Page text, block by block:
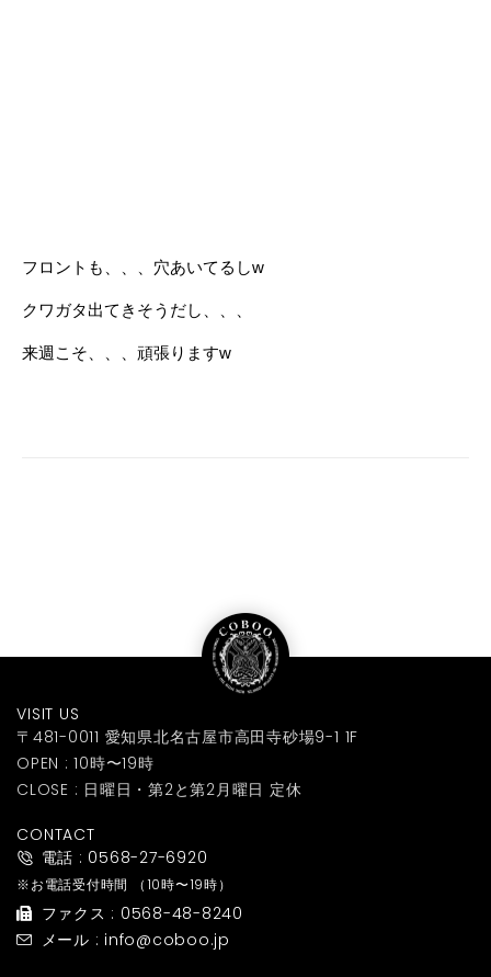
フロントも、、、穴あいてるしw
クワガタ出てきそうだし、、、
来週こそ、、、頑張りますw
VISIT US
〒481-0011 愛知県北名古屋市高田寺砂場9-1 1F
OPEN : 10時〜19時
CLOSE : 日曜日・第2と第2月曜日 定休
CONTACT
電話 : 0568-27-6920
※お電話受付時間 （10時〜19時）
ファクス : 0568-48-8240
メール : info@coboo.jp